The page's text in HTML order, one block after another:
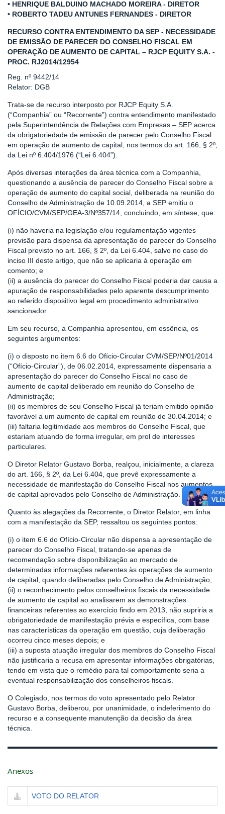
• HENRIQUE BALDUINO MACHADO MOREIRA - DIRETOR
• ROBERTO TADEU ANTUNES FERNANDES - DIRETOR
RECURSO CONTRA ENTENDIMENTO DA SEP - NECESSIDADE
DE EMISSÃO DE PARECER DO CONSELHO FISCAL EM
OPERAÇÃO DE AUMENTO DE CAPITAL – RJCP EQUITY S.A. -
PROC. RJ2014/12954
Reg. nº 9442/14
Relator: DGB
Trata-se de recurso interposto por RJCP Equity S.A.
(“Companhia” ou “Recorrente”) contra entendimento manifestado
pela Superintendência de Relações com Empresas – SEP acerca
da obrigatoriedade de emissão de parecer pelo Conselho Fiscal
em operação de aumento de capital, nos termos do art. 166, § 2º,
da Lei nº 6.404/1976 (“Lei 6.404”).
Após diversas interações da área técnica com a Companhia,
questionando a ausência de parecer do Conselho Fiscal sobre a
operação de aumento do capital social, deliberada na reunião do
Conselho de Administração de 10.09.2014, a SEP emitiu o
OFÍCIO/CVM/SEP/GEA-3/Nº357/14, concluindo, em síntese, que:
(i) não haveria na legislação e/ou regulamentação vigentes
previsão para dispensa da apresentação do parecer do Conselho
Fiscal previsto no art. 166, § 2º, da Lei 6.404, salvo no caso do
inciso III deste artigo, que não se aplicaria à operação em
comento; e
(ii) a ausência do parecer do Conselho Fiscal poderia dar causa a
apuração de responsabilidades pelo aparente descumprimento
ao referido dispositivo legal em procedimento administrativo
sancionador.
Em seu recurso, a Companhia apresentou, em essência, os
seguintes argumentos:
(i) o disposto no item 6.6 do Ofício-Circular CVM/SEP/Nº01/2014
(“Ofício-Circular”), de 06.02.2014, expressamente dispensaria a
apresentação do parecer do Conselho Fiscal no caso de
aumento de capital deliberado em reunião do Conselho de
Administração;
(ii) os membros de seu Conselho Fiscal já teriam emitido opinião
favorável a um aumento de capital em reunião de 30.04.2014; e
(iii) faltaria legitimidade aos membros do Conselho Fiscal, que
estariam atuando de forma irregular, em prol de interesses
particulares.
O Diretor Relator Gustavo Borba, realçou, inicialmente, a clareza
do art. 166, § 2º, da Lei 6.404, que prevê expressamente a
necessidade de manifestação do Conselho Fiscal nos aumentos
de capital aprovados pelo Conselho de Administração.
Quanto às alegações da Recorrente, o Diretor Relator, em linha
com a manifestação da SEP, ressaltou os seguintes pontos:
(i) o item 6.6 do Ofício-Circular não dispensa a apresentação de
parecer do Conselho Fiscal, tratando-se apenas de
recomendação sobre disponibilização ao mercado de
determinadas informações referentes às operações de aumento
de capital, quando deliberadas pelo Conselho de Administração;
(ii) o reconhecimento pelos conselheiros fiscais da necessidade
de aumento de capital ao analisarem as demonstrações
financeiras referentes ao exercício findo em 2013, não supriria a
obrigatoriedade de manifestação prévia e específica, com base
nas características da operação em questão, cuja deliberação
ocorreu cinco meses depois; e
(iii) a suposta atuação irregular dos membros do Conselho Fiscal
não justificaria a recusa em apresentar informações obrigatórias,
tendo em vista que o remédio para tal comportamento seria a
eventual responsabilização dos conselheiros fiscais.
O Colegiado, nos termos do voto apresentado pelo Relator
Gustavo Borba, deliberou, por unanimidade, o indeferimento do
recurso e a consequente manutenção da decisão da área
técnica.
Anexos
VOTO DO RELATOR